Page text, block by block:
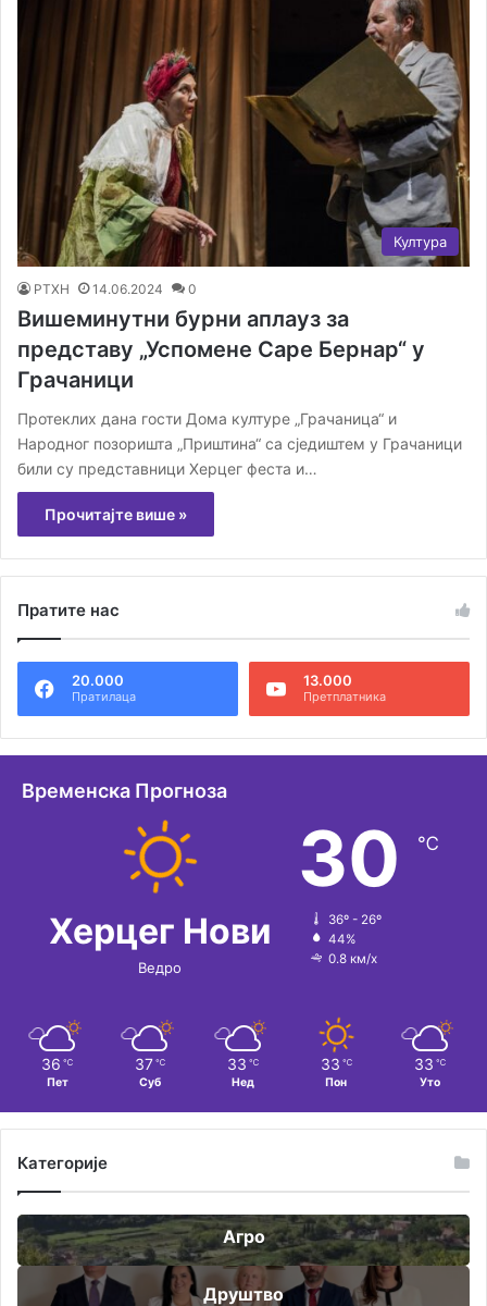
Култура
РТХН 14.06.2024 0
Вишеминутни бурни аплауз за
представу „Успомене Саре Бернар“ у
Грачаници
Протеклих дана гости Дома културе „Грачаница“ и
Народног позоришта „Приштина“ са сједиштем у Грачаници
били су представници Херцег феста и…
Прочитајте више »
Пратите нас
20.000
Пратилаца
13.000
Претплатника
Временска Прогноза
Херцег Нови
Ведро
30 ℃
36º - 26º
44%
0.8 км/х
36 ℃
Пет
37 ℃
Суб
33 ℃
Нед
33 ℃
Пон
33 ℃
Уто
Категорије
Агро
Друштво